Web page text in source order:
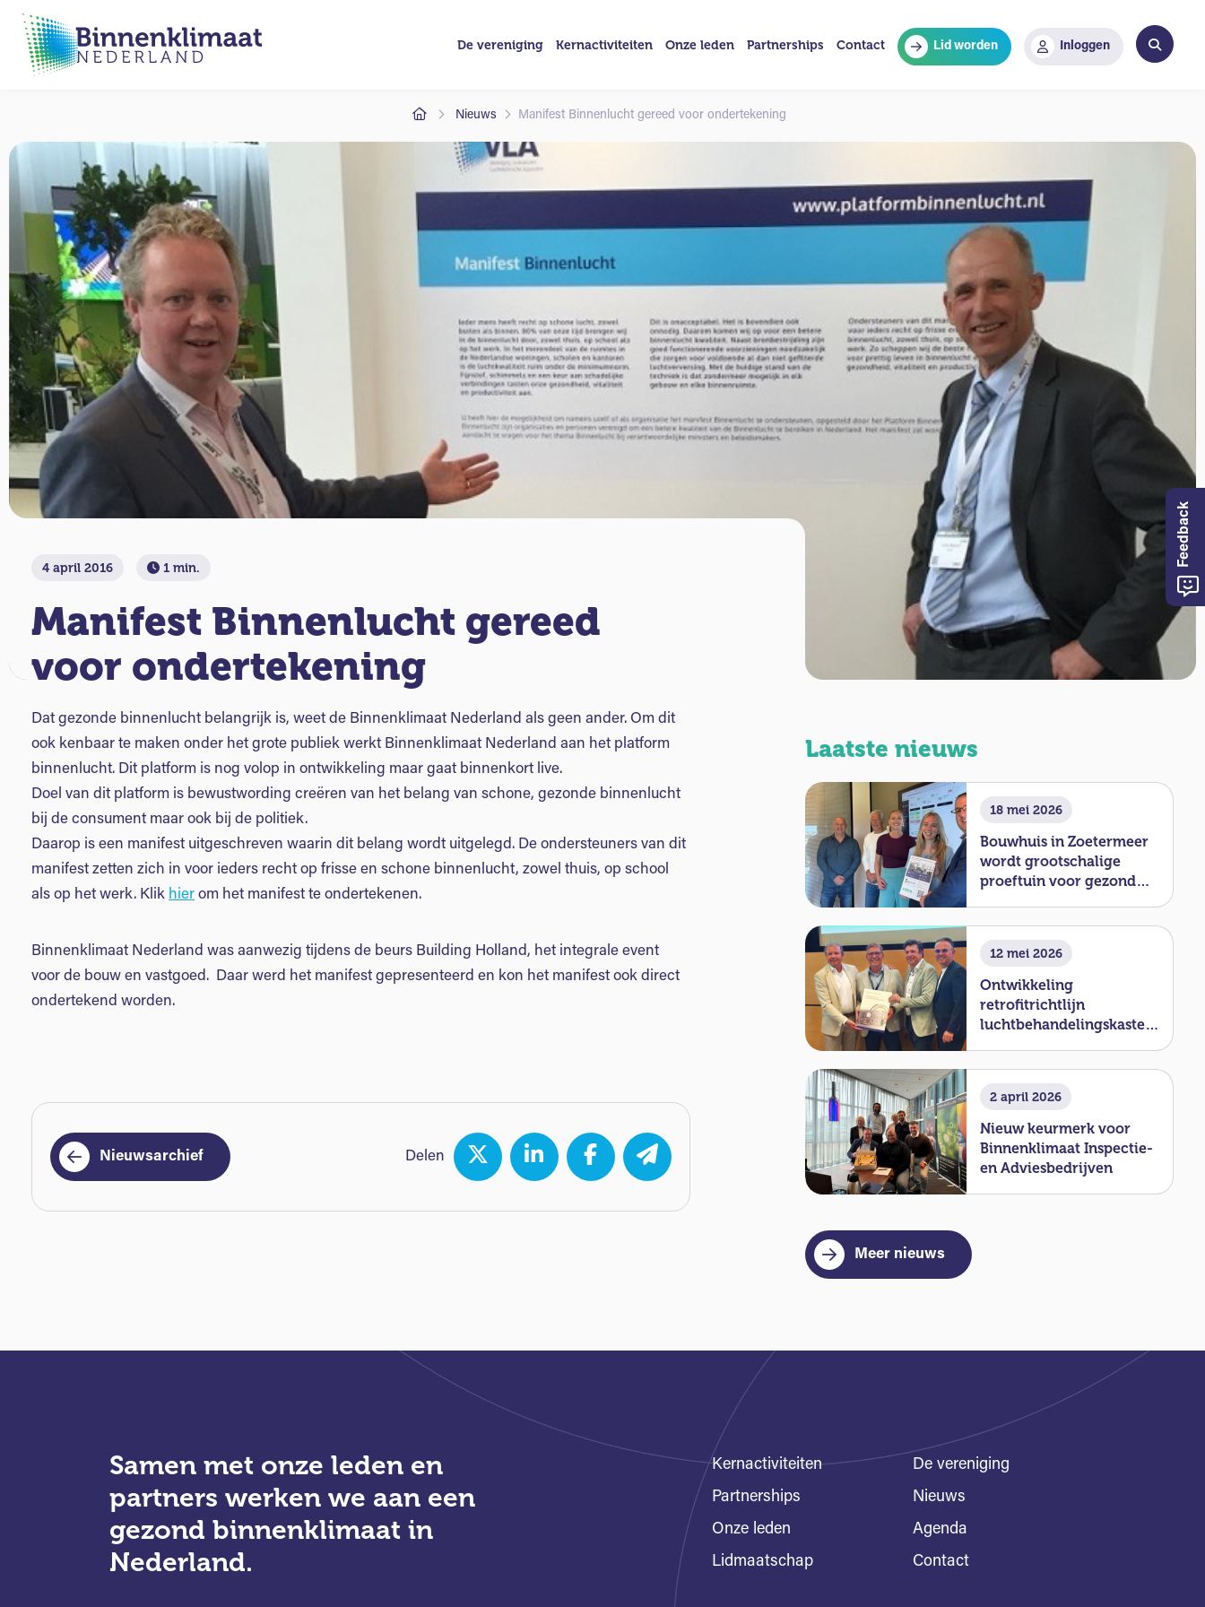
De vereniging Kernactiviteiten Onze leden Partnerships Contact Lid worden Inloggen
Nieuws Manifest Binnenlucht gereed voor ondertekening
4 april 2016 1 min.
Manifest Binnenlucht gereed
voor ondertekening
Dat gezonde binnenlucht belangrijk is, weet de Binnenklimaat Nederland als geen ander. Om dit
ook kenbaar te maken onder het grote publiek werkt Binnenklimaat Nederland aan het platform
binnenlucht. Dit platform is nog volop in ontwikkeling maar gaat binnenkort live.
Doel van dit platform is bewustwording creëren van het belang van schone, gezonde binnenlucht
bij de consument maar ook bij de politiek.
Daarop is een manifest uitgeschreven waarin dit belang wordt uitgelegd. De ondersteuners van dit
manifest zetten zich in voor ieders recht op frisse en schone binnenlucht, zowel thuis, op school
als op het werk. Klik hier om het manifest te ondertekenen.
Binnenklimaat Nederland was aanwezig tijdens de beurs Building Holland, het integrale event
voor de bouw en vastgoed. Daar werd het manifest gepresenteerd en kon het manifest ook direct
ondertekend worden.
Nieuwsarchief Delen
Laatste nieuws
18 mei 2026
Bouwhuis in Zoetermeer
wordt grootschalige
proeftuin voor gezond
12 mei 2026
Ontwikkeling
retrofitrichtlijn
luchtbehandelingskasten
2 april 2026
Nieuw keurmerk voor
Binnenklimaat Inspectie-
en Adviesbedrijven
Meer nieuws
Samen met onze leden en
partners werken we aan een
gezond binnenklimaat in
Nederland.
Kernactiviteiten
Partnerships
Onze leden
Lidmaatschap
De vereniging
Nieuws
Agenda
Contact
Feedback